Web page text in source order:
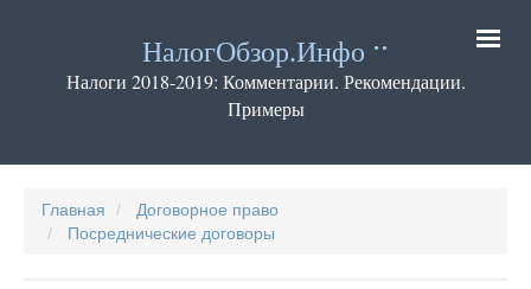
содержанию
НалогОбзор.Инфо
Налоги 2018-2019: Комментарии. Рекомендации.
Примеры
Главная
Договорное право
Посреднические договоры